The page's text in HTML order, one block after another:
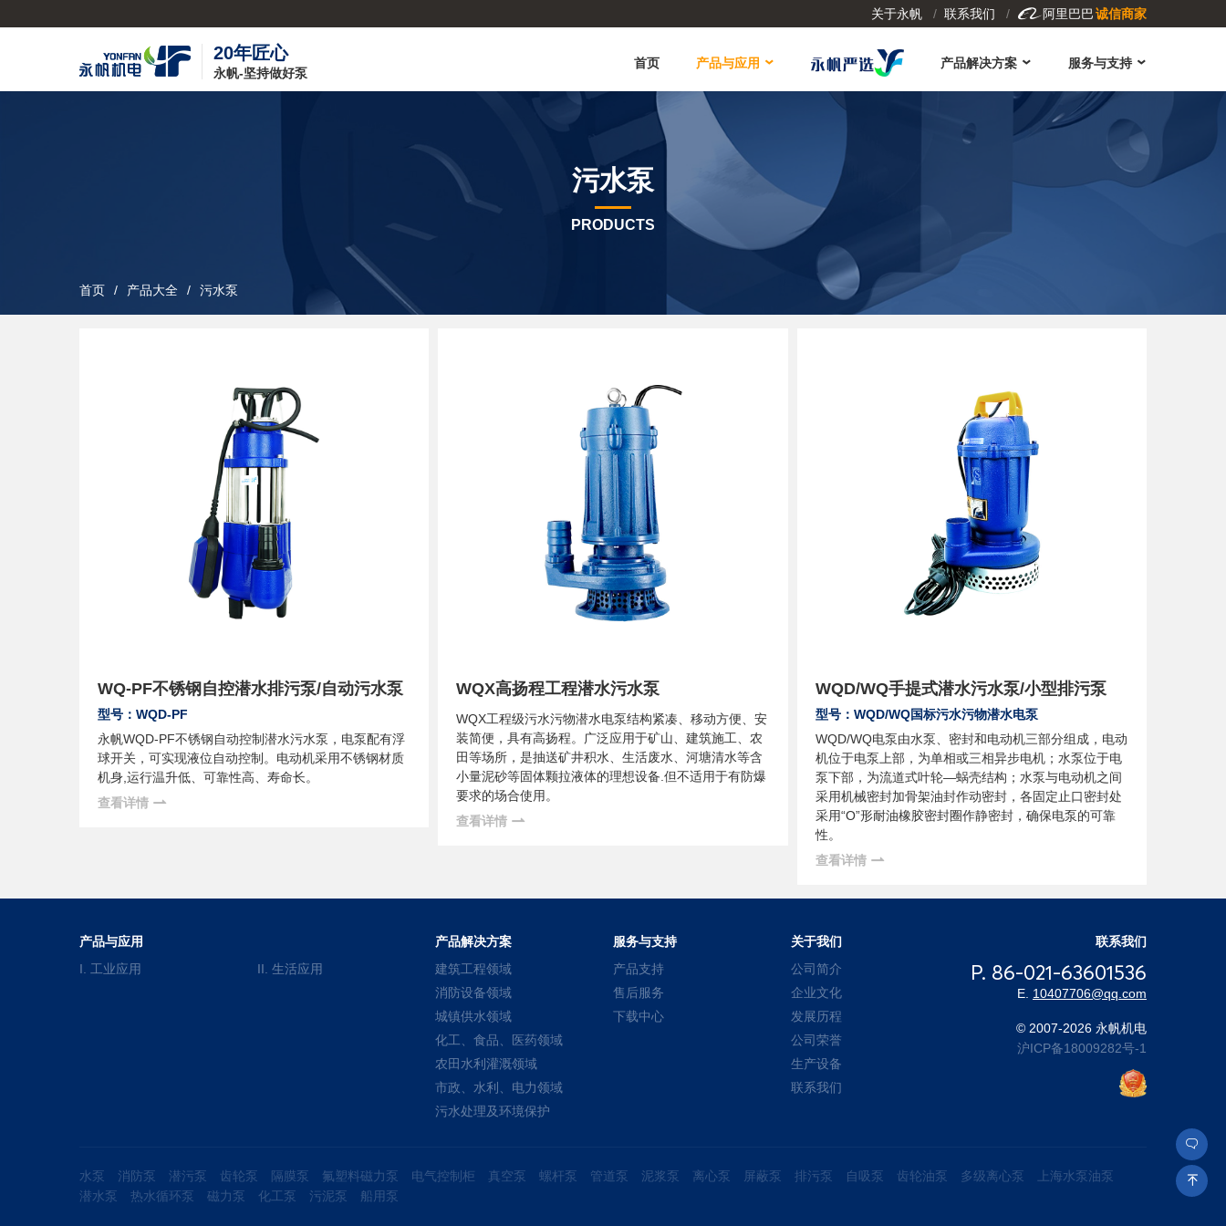
关于永帆 联系我们  阿里巴巴诚信商家
20年匠心
永帆-坚持做好泵
首页 产品与应用 产品解决方案 服务与支持
首页 产品大全 污水泵
污水泵
PRODUCTS
WQ-PF不锈钢自控潜水排污泵/自动污水泵
型号：WQD-PF
永帆WQD-PF不锈钢自动控制潜水污水泵，电泵配有浮
球开关，可实现液位自动控制。电动机采用不锈钢材质
机身,运行温升低、可靠性高、寿命长。
查看详情
WQX高扬程工程潜水污水泵
WQX工程级污水污物潜水电泵结构紧凑、移动方便、安
装简便，具有高扬程。广泛应用于矿山、建筑施工、农
田等场所，是抽送矿井积水、生活废水、河塘清水等含
小量泥砂等固体颗拉液体的理想设备.但不适用于有防爆
要求的场合使用。
查看详情
WQD/WQ手提式潜水污水泵/小型排污泵
型号：WQD/WQ国标污水污物潜水电泵
WQD/WQ电泵由水泵、密封和电动机三部分组成，电动
机位于电泵上部，为单相或三相异步电机；水泵位于电
泵下部，为流道式叶轮—蜗壳结构；水泵与电动机之间
采用机械密封加骨架油封作动密封，各固定止口密封处
采用“O”形耐油橡胶密封圈作静密封，确保电泵的可靠
性。
查看详情
产品与应用
I. 工业应用
II. 生活应用
产品解决方案
建筑工程领域
消防设备领域
城镇供水领域
化工、食品、医药领域
农田水利灌溉领域
市政、水利、电力领域
污水处理及环境保护
服务与支持
产品支持
售后服务
下载中心
关于我们
公司简介
企业文化
发展历程
公司荣誉
生产设备
联系我们
联系我们
P. 86-021-63601536
E. 10407706@qq.com
© 2007-2026 永帆机电
沪ICP备18009282号-1
水泵 消防泵 潜污泵 齿轮泵 隔膜泵 氟塑料磁力泵 电气控制柜 真空泵 螺杆泵 管道泵 泥浆泵 离心泵 屏蔽泵 排污泵 自吸泵 齿轮油泵 多级离心泵
上海水泵油泵
潜水泵
热水循环泵 磁力泵 化工泵 污泥泵 船用泵

